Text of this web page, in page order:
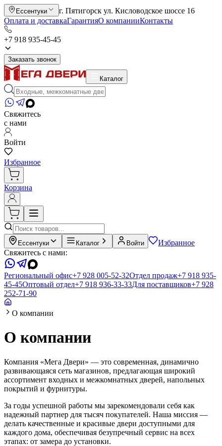
Ессентуки
г. Пятигорск ул. Кисловодское шоссе 16
Оплата и доставкаГарантияО компанииКонтакты
+7 918 935-45-45
Заказать звонок
Каталог
Свяжитесь
с нами
Войти
Избранное
Корзина
Ессентуки Каталог Войти
Избранное
Свяжитесь с нами:
Региональный офис+7 928 005-52-32Отдел продаж+7 918 935-
45-45Оптовый отдел+7 918 936-33-33Для поставщиков+7 928
252-71-90
О компании
О компании
Компания «Мега Двери» — это современная, динамично
развивающаяся сеть магазинов, предлагающая широкий
ассортимент входных и межкомнатных дверей, напольных
покрытий и фурнитуры.
За годы успешной работы мы зарекомендовали себя как
надежный партнер для тысяч покупателей. Наша миссия —
делать качественные и красивые двери доступными для
каждого дома, обеспечивая безупречный сервис на всех
этапах: от замера до установки.